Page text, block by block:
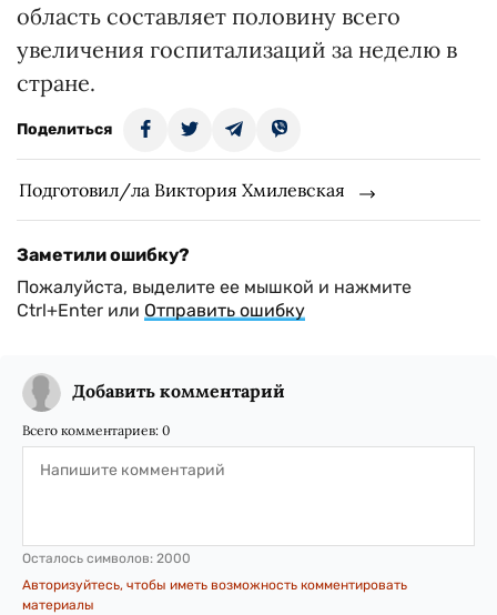
область составляет половину всего
увеличения госпитализаций за неделю в
стране.
Поделиться
Подготовил/ла Виктория Хмилевская
Заметили ошибку?
Пожалуйста, выделите ее мышкой и нажмите
Ctrl+Enter или Отправить ошибку
Добавить комментарий
Всего комментариев: 0
Осталось символов: 2000
Авторизуйтесь, чтобы иметь возможность комментировать
материалы